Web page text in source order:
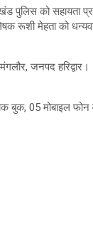
पुलिस को
रूशी मेहता को
जनपद हरिद्वार।
बुक, 05 मोबाइल फोन